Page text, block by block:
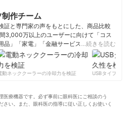
定）、セラピストとしても活躍してい
ソナルヘルスケアコーチング「L’aube 」
善を目指した健康と美容にフォーカスし
グをしている。さらに、化粧品や美容記
事。自身の生まれたときからの酷いアト
克服したこともあり、美容と健康をホリ
ーティーで提案している。
ロフィール
制作チーム
証と専門家の声をもとにした、商品比較
3,000万以上のユーザーに向けて「コス
品」「家電」「金融サービス」まで、ベ
んでもらうために、毎日コンテンツを制
制作チームのプロフィール
…続きを読む
ネッククーラーの冷却力を検証
USBタイプCケー
医療機器です。必ず事前に眼科医にご相談のう
さい。また、眼科医の指導に従い正しくお使いく